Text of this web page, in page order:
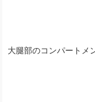
大腿部のコンパートメ